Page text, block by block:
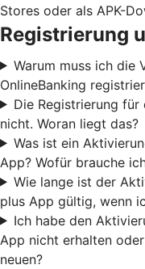
Stores oder als APK-
Registrierung
Warum muss ich die
OnlineBanking
Die Registrierung
nicht. Woran liegt das?
Was ist ein
App? Wofür brauche
Wie lange ist der
plus App gültig, wenn
Ich habe den
App nicht erhalten
neuen?